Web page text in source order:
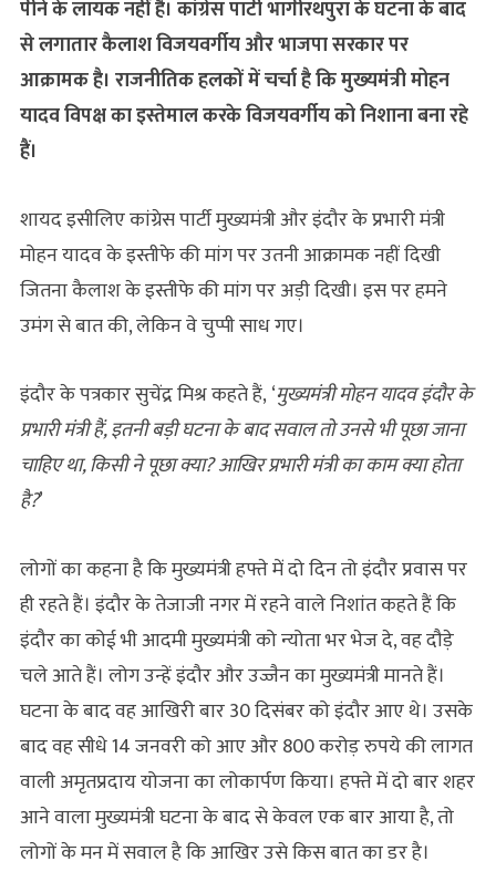
पीने के लायक नहीं है। कांग्रेस पार्टी भागीरथपुरा के घटना के बाद
से लगातार कैलाश विजयवर्गीय और भाजपा सरकार पर
आक्रामक है। राजनीतिक हलकों में चर्चा है कि मुख्‍यमंत्री मोहन
यादव विपक्ष का इस्तेमाल करके विजयवर्गीय को निशाना बना रहे
हैं।
शायद इसीलिए कांग्रेस पार्टी मुख्यमंत्री और इंदौर के प्रभारी मंत्री
मोहन यादव के इस्तीफे की मांग पर उतनी आक्रामक नहीं दिखी
जितना कैलाश के इस्तीफे की मांग पर अड़ी दिखी। इस पर हमने
उमंग से बात की, लेकिन वे चुप्पी साध गए।
इंदौर के पत्रकार सुचेंद्र मिश्र कहते हैं, ‘मुख्यमंत्री मोहन यादव इंदौर के
प्रभारी मंत्री हैं, इतनी बड़ी घटना के बाद सवाल तो उनसे भी पूछा जाना
चाहिए था, किसी ने पूछा क्या? आखिर प्रभारी मंत्री का काम क्या होता
है?’
लोगों का कहना है कि मुख्यमंत्री हफ्ते में दो दिन तो इंदौर प्रवास पर
ही रहते हैं। इंदौर के तेजाजी नगर में रहने वाले निशांत कहते हैं कि
इंदौर का कोई भी आदमी मुख्यमंत्री को न्योता भर भेज दे, वह दौड़े
चले आते हैं। लोग उन्हें इंदौर और उज्जैन का मुख्यमंत्री मानते हैं।
घटना के बाद वह आखिरी बार 30 दिसंबर को इंदौर आए थे। उसके
बाद वह सीधे 14 जनवरी को आए और 800 करोड़ रुपये की लागत
वाली अमृतप्रदाय योजना का लोकार्पण किया। हफ्ते में दो बार शहर
आने वाला मुख्यमंत्री घटना के बाद से केवल एक बार आया है, तो
लोगों के मन में सवाल है कि आखिर उसे किस बात का डर है।